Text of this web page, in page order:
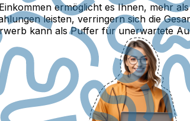
ermöglicht es Ihnen, mehr
leisten, verringern sich die
kann als Puffer für unerwartete